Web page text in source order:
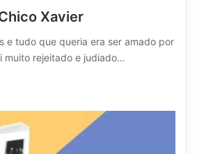
Xavier
e tudo que queria era ser amado por
muito rejeitado e judiado…